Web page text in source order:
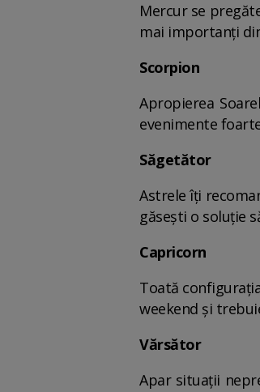
Mercur se
mai importanți
Scorpion
Apropierea
evenimente
Săgetător
Astrele îți
găsești o soluție
Capricorn
Toată
weekend și
Vărsător
Apar situații